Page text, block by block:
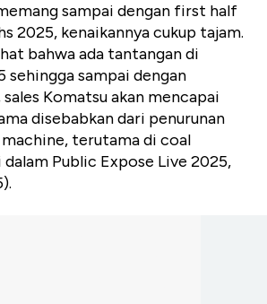
sampai dengan first half
2025, kenaikannya cukup tajam.
bahwa ada tantangan di
sehingga sampai dengan
Komatsu akan mencapai
disebabkan dari penurunan
terutama di coal
Public Expose Live 2025,